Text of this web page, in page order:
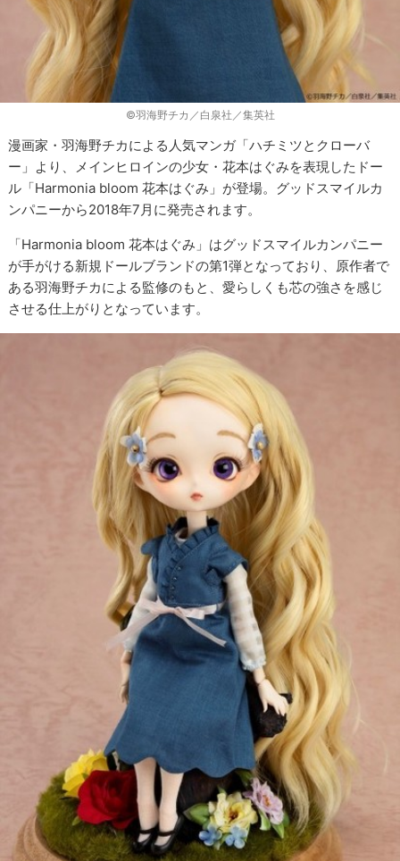
©羽海野チカ／白泉社／集英社
漫画家・羽海野チカによる人気マンガ「ハチミツとクローバ
ー」より、メインヒロインの少女・花本はぐみを表現したドー
ル「Harmonia bloom 花本はぐみ」が登場。グッドスマイルカ
ンパニーから2018年7月に発売されます。
「Harmonia bloom 花本はぐみ」はグッドスマイルカンパニー
が手がける新規ドールブランドの第1弾となっており、原作者で
ある羽海野チカによる監修のもと、愛らしくも芯の強さを感じ
させる仕上がりとなっています。